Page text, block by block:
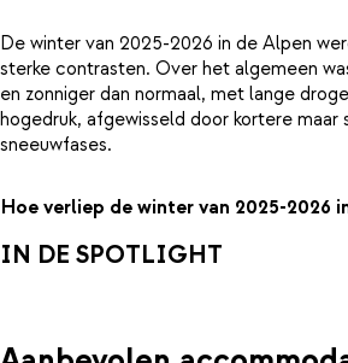
De winter van 2025-2026 in de Alpen
sterke contrasten. Over het algemeen
en zonniger dan normaal, met lange
hogedruk, afgewisseld door kortere maar
sneeuwfases.
Hoe verliep de winter van 2025-2026
IN DE SPOTLIGHT